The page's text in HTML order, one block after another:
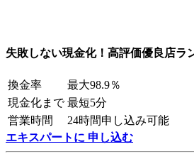
失敗しない現金化！高評価優良店ラ
換金率
最大98.9％
現金化まで 最短5分
営業時間
24時間申し込み可能
エキスパートに 申し込む